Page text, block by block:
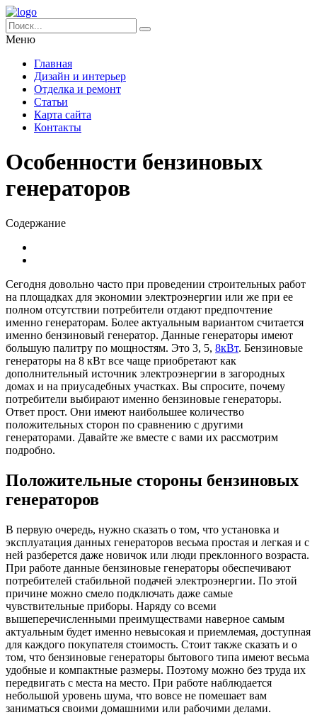
Меню
Главная
Дизайн и интерьер
Отделка и ремонт
Статьи
Карта сайта
Контакты
Особенности бензиновых
генераторов
Содержание
Сегодня довольно часто при проведении строительных работ
на площадках для экономии электроэнергии или же при ее
полном отсутствии потребители отдают предпочтение
именно генераторам. Более актуальным вариантом считается
именно бензиновый генератор. Данные генераторы имеют
большую палитру по мощностям. Это 3, 5, 8кВт. Бензиновые
генераторы на 8 кВт все чаще приобретают как
дополнительный источник электроэнергии в загородных
домах и на приусадебных участках. Вы спросите, почему
потребители выбирают именно бензиновые генераторы.
Ответ прост. Они имеют наибольшее количество
положительных сторон по сравнению с другими
генераторами. Давайте же вместе с вами их рассмотрим
подробно.
Положительные стороны бензиновых
генераторов
В первую очередь, нужно сказать о том, что установка и
эксплуатация данных генераторов весьма простая и легкая и с
ней разберется даже новичок или люди преклонного возраста.
При работе данные бензиновые генераторы обеспечивают
потребителей стабильной подачей электроэнергии. По этой
причине можно смело подключать даже самые
чувствительные приборы. Наряду со всеми
вышеперечисленными преимуществами наверное самым
актуальным будет именно невысокая и приемлемая, доступная
для каждого покупателя стоимость. Стоит также сказать и о
том, что бензиновые генераторы бытового типа имеют весьма
удобные и компактные размеры. Поэтому можно без труда их
передвигать с места на место. При работе наблюдается
небольшой уровень шума, что вовсе не помешает вам
заниматься своими домашними или рабочими делами.